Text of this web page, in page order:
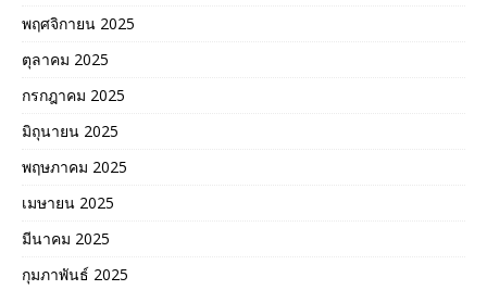
พฤศจิกายน 2025
ตุลาคม 2025
กรกฎาคม 2025
มิถุนายน 2025
พฤษภาคม 2025
เมษายน 2025
มีนาคม 2025
กุมภาพันธ์ 2025